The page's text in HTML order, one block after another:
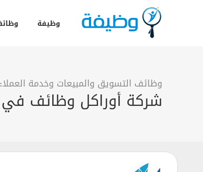
وظيفة
وظائف التسويق والمبيعات وخدمة
شركة أوراكل وظائف في